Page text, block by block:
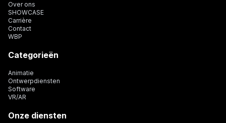
Over ons
SHOWCASE
Carrière
Contact
WBP
Categorieën
Animatie
Ontwerpdiensten
Software
VR/AR
Onze diensten